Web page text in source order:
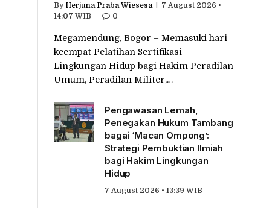
By Herjuna Praba Wiesesa
7 August 2026 •
14:07 WIB
0
Megamendung, Bogor – Memasuki hari
keempat Pelatihan Sertifikasi
Lingkungan Hidup bagi Hakim Peradilan
Umum, Peradilan Militer,…
Pengawasan Lemah,
Penegakan Hukum Tambang
bagai ‘Macan Ompong’:
Strategi Pembuktian Ilmiah
bagi Hakim Lingkungan
Hidup
7 August 2026 • 13:39 WIB